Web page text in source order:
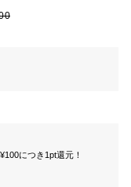
につき1pt還元！